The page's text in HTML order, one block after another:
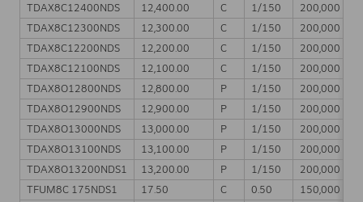
TDAX8C12400NDS
12,400.00 C 1/150
200,000
TDAX8C12300NDS
12,300.00 C 1/150
200,000
TDAX8C12200NDS
12,200.00 C 1/150
200,000
TDAX8C12100NDS
12,100.00 C 1/150
200,000
TDAX8O12800NDS
12,800.00 P 1/150
200,000
TDAX8O12900NDS
12,900.00 P 1/150
200,000
TDAX8O13000NDS
13,000.00 P 1/150
200,000
TDAX8O13100NDS
13,100.00 P 1/150
200,000
TDAX8O13200NDS1
13,200.00 P 1/150
200,000
TFUM8C 175NDS1
17.50 C 0.50
150,000